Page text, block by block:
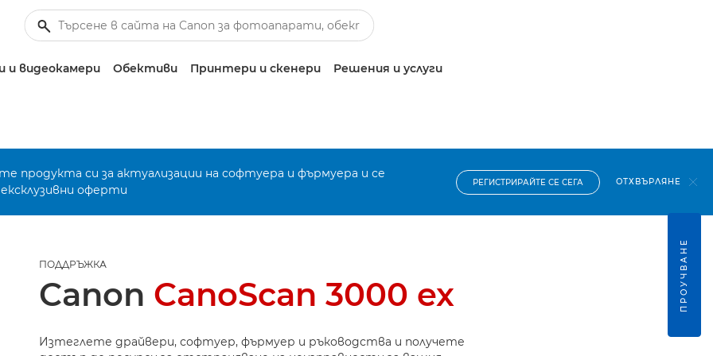
видеокамери Обективи Принтери и скенери Решения и услуги
продукта си за актуализации на софтуера и фърмуера и се
оферти
РЕГИСТРИРАЙТЕ СЕ СЕГА ОТХВЪРЛЯНЕ
ПОДДРЪЖКА
Canon CanoScan 3000 ex
Изтеглете драйвери, софтуер, фърмуер и ръководства и получете
ПРОУЧВАНЕ